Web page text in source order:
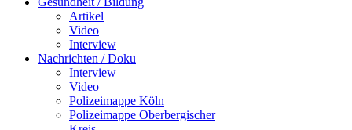
Artikel
Video
Interview
Nachrichten / Doku
Interview
Video
Polizeimappe Köln
Polizeimappe Oberbergischer